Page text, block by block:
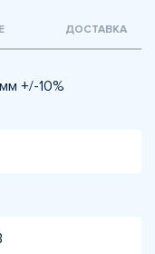
ДОСТАВКА
+/-10%